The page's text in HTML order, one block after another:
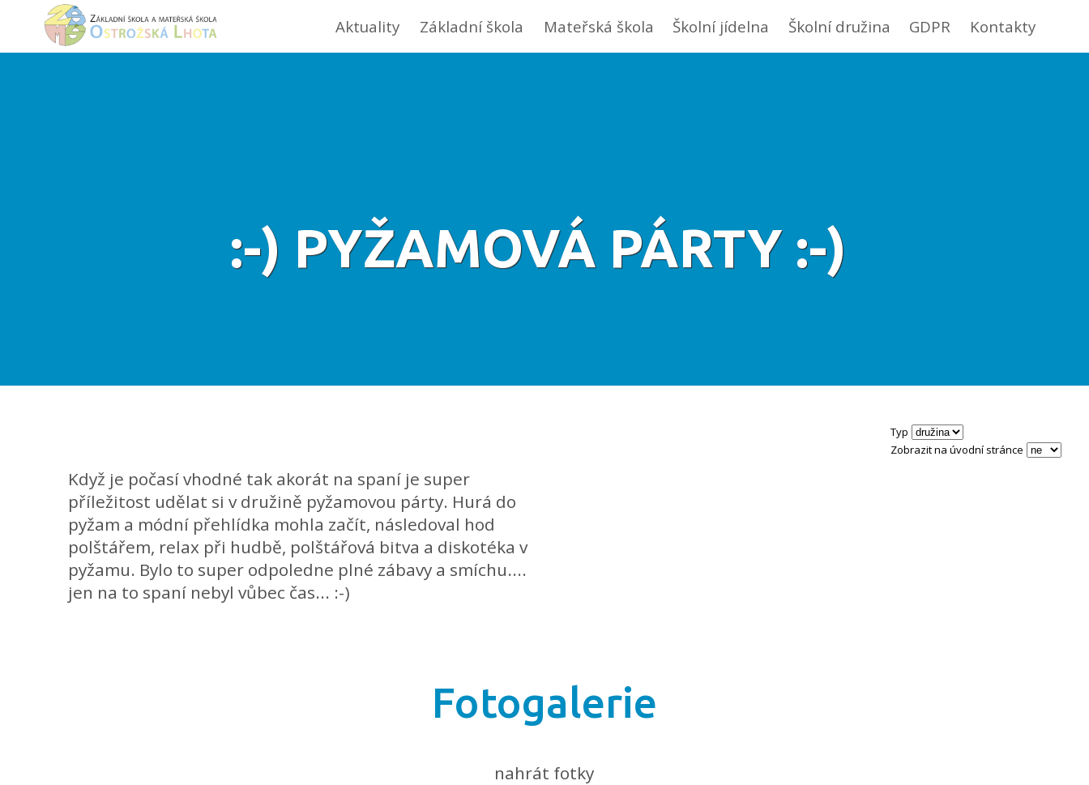
Aktuality Základní škola Mateřská škola Školní jídelna Školní družina GDPR Kontakty
:-) PYŽAMOVÁ PÁRTY :-)
Typ
Zobrazit na úvodní stránce
Když je počasí vhodné tak akorát na spaní je super
příležitost udělat si v družině pyžamovou párty. Hurá do
pyžam a módní přehlídka mohla začít, následoval hod
polštářem, relax při hudbě, polštářová bitva a diskotéka v
pyžamu. Bylo to super odpoledne plné zábavy a smíchu....
jen na to spaní nebyl vůbec čas... :-)
Fotogalerie
nahrát fotky